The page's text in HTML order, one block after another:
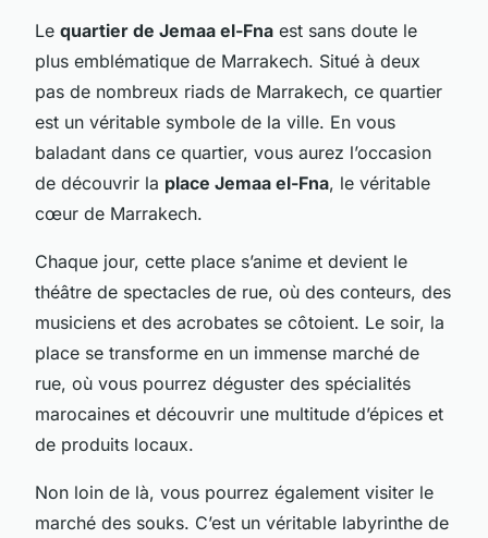
Le quartier de Jemaa el-Fna est sans doute le
plus emblématique de Marrakech. Situé à deux
pas de nombreux riads de Marrakech, ce quartier
est un véritable symbole de la ville. En vous
baladant dans ce quartier, vous aurez l’occasion
de découvrir la place Jemaa el-Fna, le véritable
cœur de Marrakech.
Chaque jour, cette place s’anime et devient le
théâtre de spectacles de rue, où des conteurs, des
musiciens et des acrobates se côtoient. Le soir, la
place se transforme en un immense marché de
rue, où vous pourrez déguster des spécialités
marocaines et découvrir une multitude d’épices et
de produits locaux.
Non loin de là, vous pourrez également visiter le
marché des souks. C’est un véritable labyrinthe de